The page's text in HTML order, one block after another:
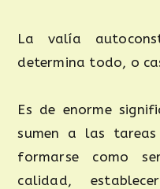
La valía
determina todo, o
Es de enorme
sumen a las
formarse como
calidad,